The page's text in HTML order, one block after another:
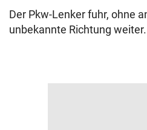
Der Pkw-Lenker fuhr, ohne
unbekannte Richtung weiter.